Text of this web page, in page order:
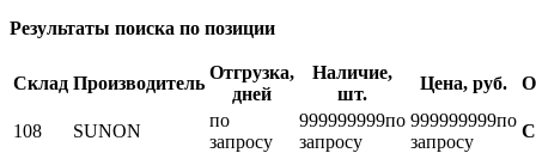
Результаты поиска по позиции
Склад Производитель
Отгрузка,
дней
Наличие,
шт.
Цена, руб.
108 SUNON
по
запросу
999999999по
запросу
999999999по
запросу